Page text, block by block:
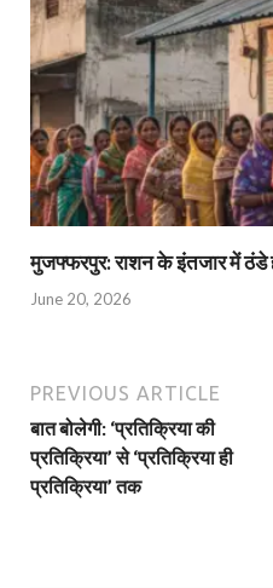
मुजफ्फरपुर: राशन के इंतजार में ठंडे
June 20, 2026
PREVIOUS ARTICLE
बात बोलेगी: ‘प्रतिक्रिया की
प्रतिक्रिया’ से ‘प्रतिक्रिया ही
प्रतिक्रिया’ तक